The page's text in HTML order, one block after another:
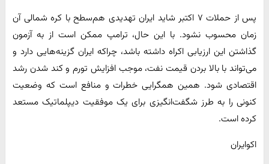
پس از حملات ۷ اکتبر شاید ایران تهدیدی هم‌سطح با کره شمالی آن
زمان محسوب نشود. با این حال، ترامپ ممکن است از به آزمون
گذاشتن این ارزیابی اکراه داشته باشد، چراکه ایران گزینه‌هایی دارد و
می‌تواند با بالا بردن قیمت نفت، موجب افزایش تورم و کند شدن رشد
اقتصادی شود. همین همگرایی خطرات و منافع است که وضعیت
کنونی را به طرز شگفت‌انگیزی برای یک موفقیت دیپلماتیک مستعد
کرده است.
اکوایران